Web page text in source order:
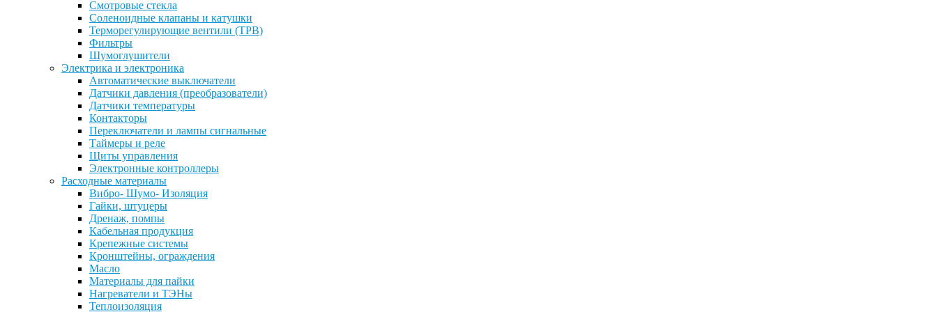
Смотровые стекла
Соленоидные клапаны и катушки
Терморегулирующие вентили (ТРВ)
Фильтры
Шумоглушители
Электрика и электроника
Автоматические выключатели
Датчики давления (преобразователи)
Датчики температуры
Контакторы
Переключатели и лампы сигнальные
Таймеры и реле
Щиты управления
Электронные контроллеры
Расходные материалы
Вибро- Шумо- Изоляция
Гайки, штуцеры
Дренаж, помпы
Кабельная продукция
Крепежные системы
Кронштейны, ограждения
Масло
Материалы для пайки
Нагреватели и ТЭНы
Теплоизоляция